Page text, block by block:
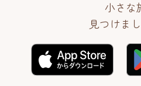
小さな
見つけま